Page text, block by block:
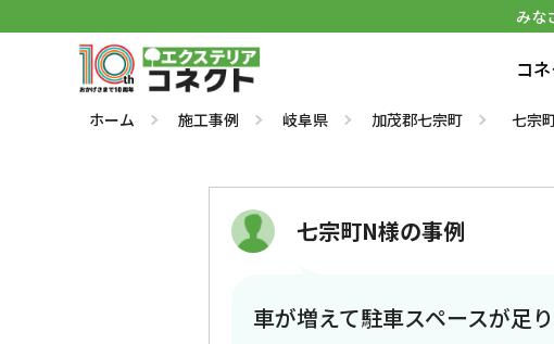
みな
コ
ホーム 施工事例 岐阜県 加茂郡七宗町 七宗
七宗町N様の事例
車が増えて駐車スペースが足